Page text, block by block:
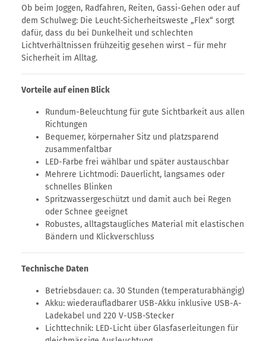
Ob beim Joggen, Radfahren, Reiten, Gassi-Gehen oder auf
dem Schulweg: Die Leucht-Sicherheitsweste „Flex“ sorgt
dafür, dass du bei Dunkelheit und schlechten
Lichtverhältnissen frühzeitig gesehen wirst – für mehr
Sicherheit im Alltag.
Vorteile auf einen Blick
Rundum-Beleuchtung für gute Sichtbarkeit aus allen
Richtungen
Bequemer, körpernaher Sitz und platzsparend
zusammenfaltbar
LED-Farbe frei wählbar und später austauschbar
Mehrere Lichtmodi: Dauerlicht, langsames oder
schnelles Blinken
Spritzwassergeschützt und damit auch bei Regen
oder Schnee geeignet
Robustes, alltagstaugliches Material mit elastischen
Bändern und Klickverschluss
Technische Daten
Betriebsdauer: ca. 30 Stunden (temperaturabhängig)
Akku: wiederaufladbarer USB-Akku inklusive USB-A-
Ladekabel und 220 V-USB-Stecker
Lichttechnik: LED-Licht über Glasfaserleitungen für